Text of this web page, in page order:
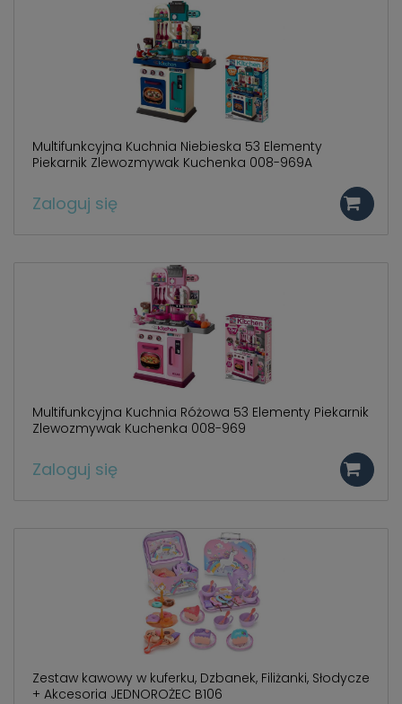
Multifunkcyjna Kuchnia Niebieska 53 Elementy
Piekarnik Zlewozmywak Kuchenka 008-969A
Zaloguj się
Multifunkcyjna Kuchnia Różowa 53 Elementy Piekarnik
Zlewozmywak Kuchenka 008-969
Zaloguj się
Zestaw kawowy w kuferku, Dzbanek, Filiżanki, Słodycze
+ Akcesoria JEDNOROŻEC B106